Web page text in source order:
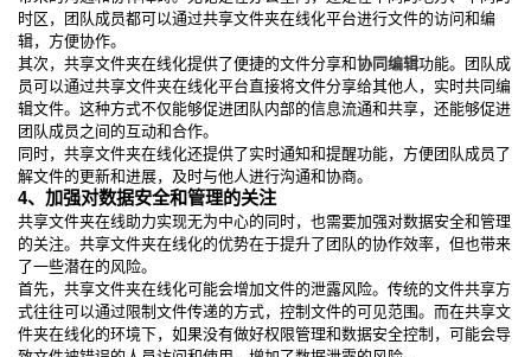
时区，团队成员都可以通过共享文件夹在线化平台进行文件的访问和编
辑，方便协作。
其次，共享文件夹在线化提供了便捷的文件分享和协同编辑功能。团队成
员可以通过共享文件夹在线化平台直接将文件分享给其他人，实时共同编
辑文件。这种方式不仅能够促进团队内部的信息流通和共享，还能够促进
团队成员之间的互动和合作。
同时，共享文件夹在线化还提供了实时通知和提醒功能，方便团队成员了
解文件的更新和进展，及时与他人进行沟通和协商。
4、加强对数据安全和管理的关注
共享文件夹在线助力实现无为中心的同时，也需要加强对数据安全和管理
的关注。共享文件夹在线化的优势在于提升了团队的协作效率，但也带来
了一些潜在的风险。
首先，共享文件夹在线化可能会增加文件的泄露风险。传统的文件共享方
式往往可以通过限制文件传递的方式，控制文件的可见范围。而在共享文
件夹在线化的环境下，如果没有做好权限管理和数据安全控制，可能会导